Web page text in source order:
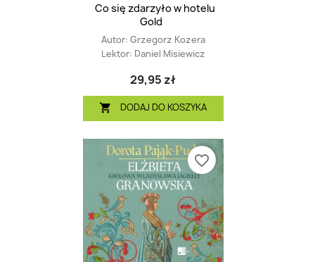
Co się zdarzyło w hotelu
Gold
Autor: Grzegorz Kozera
Lektor: Daniel Misiewicz
29,95 zł
 DODAJ DO KOSZYKA
favorite_border